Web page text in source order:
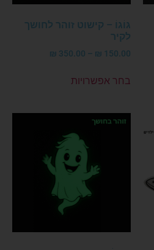
גּוֹגוֹ – קישוט זוהר לחושך
לקיר
150.00
₪
–
350.00
₪
בחר אפשרויות